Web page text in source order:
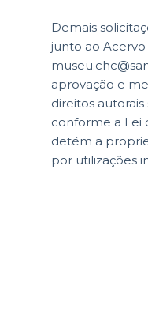
Demais
junto ao
aprovação e
direitos
conforme a Lei
detém a
por utilizações